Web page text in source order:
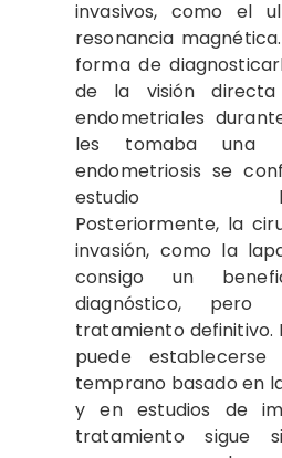
invasivos, como el
resonancia
forma de
de la visión
endometriales
les tomaba una
endometriosis se
estudio
Posteriormente, la
invasión, como la
consigo un
diagnóstico,
tratamiento definitivo.
puede establecerse
temprano basado en
y en estudios de
tratamiento sigue